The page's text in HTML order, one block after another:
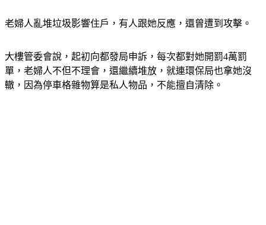
大樓管委會說，起初向都發局申訴，每次都對她開罰4萬罰
單，老婦人不但不理會，還繼續堆放，就連環保局也拿她沒